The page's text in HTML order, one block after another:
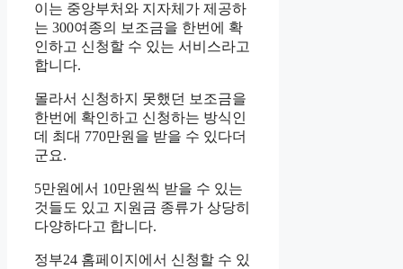
이는 중앙부처와 지자체가 제공하
는 300여종의 보조금을 한번에 확
인하고 신청할 수 있는 서비스라고
합니다.
몰라서 신청하지 못했던 보조금을
한번에 확인하고 신청하는 방식인
데 최대 770만원을 받을 수 있다더
군요.
5만원에서 10만원씩 받을 수 있는
것들도 있고 지원금 종류가 상당히
다양하다고 합니다.
정부24 홈페이지에서 신청할 수 있